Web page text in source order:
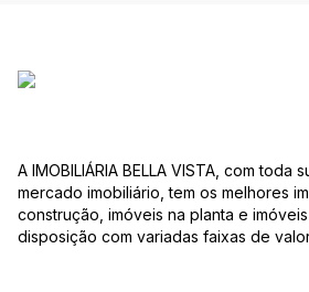
A IMOBILIÁRIA BELLA VISTA, com toda
mercado imobiliário, tem os melhores
construção, imóveis na planta e
disposição com variadas faixas de